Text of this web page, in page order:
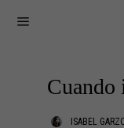
Cuando
ISABEL